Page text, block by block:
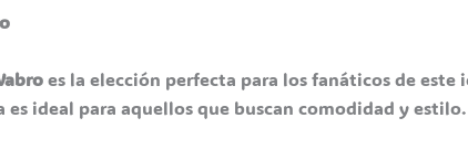
es la elección perfecta para los fanáticos de
es ideal para aquellos que buscan comodidad y estilo.